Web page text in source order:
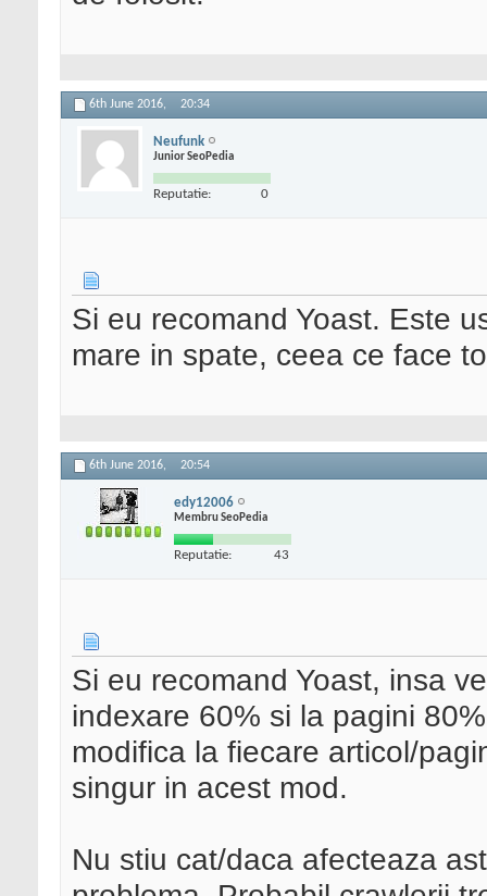
6th June 2016, 20:34
Neufunk
Junior SeoPedia
Reputatie: 0
Si eu recomand Yoast. Este
mare in spate, ceea ce face
6th June 2016, 20:54
edy12006
Membru SeoPedia
Reputatie: 43
Si eu recomand Yoast, insa
indexare 60% si la pagini
modifica la fiecare articol/
singur in acest mod.
Nu stiu cat/daca afecteaza